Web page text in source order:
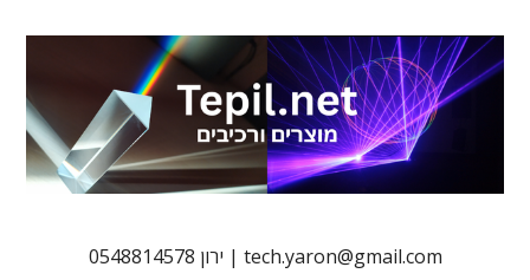
0548814578 ירון | tech.yaron@gmail.com